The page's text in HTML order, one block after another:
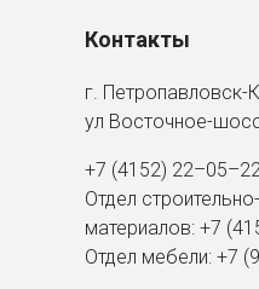
Контакты
г. Петропавловск-
ул Восточное-
+7 (4152)
Отдел
материалов: +7
Отдел мебели: +7